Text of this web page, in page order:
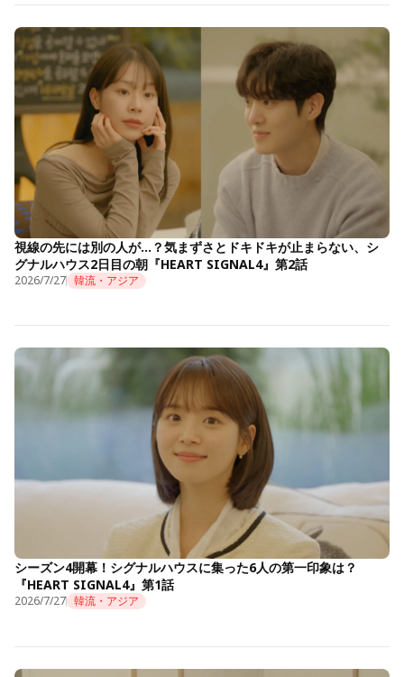
視線の先には別の人が…？気まずさとドキドキが止まらない、シ
グナルハウス2日目の朝『HEART SIGNAL4』第2話
2026/7/27 韓流・アジア
シーズン4開幕！シグナルハウスに集った6人の第一印象は？
『HEART SIGNAL4』第1話
2026/7/27 韓流・アジア